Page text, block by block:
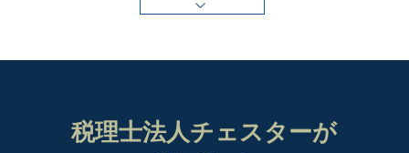
税理士法人チェスターが